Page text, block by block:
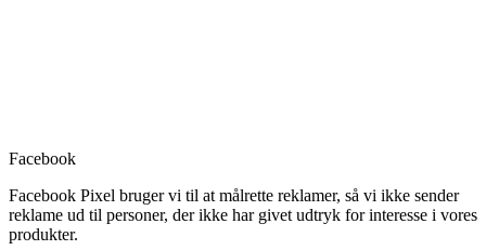
Facebook
Facebook Pixel bruger vi til at målrette reklamer, så vi ikke sender
reklame ud til personer, der ikke har givet udtryk for interesse i vores
produkter.